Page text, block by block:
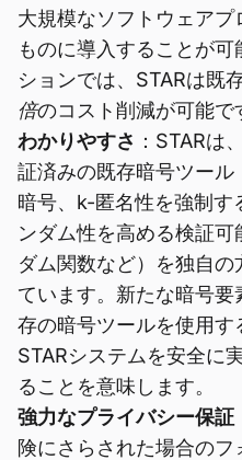
大規模なソフトウェア
ものに導入することが
ションでは、STARは既
倍のコスト削減が可能で
わかりやすさ ：STARは
証済みの既存暗号ツー
暗号、k-匿名性を強制す
ンダム性を高める検証
ダム関数など）を独自
ています。新たな暗号
存の暗号ツールを使用
STARシステムを安全に
ることを意味します。
強力なプライバシー保証
険にさらされた場合のフ